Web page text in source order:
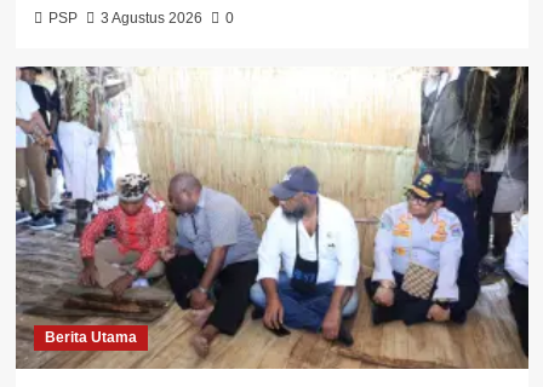
PSP 3 Agustus 2026 0
Berita Utama